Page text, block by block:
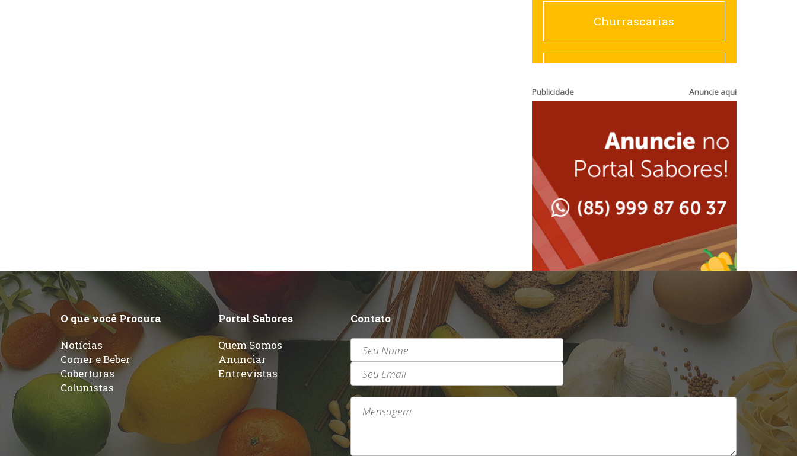
Contemporânea
Espanhola
Francesa
Hamburguerias e
Sanduicherias
Internacional
Japonesa e Oriental
Churrascarias
Sanduicherias
Lanchonetes
Massas
Padarias e Confeitarias
Peixes e Frutos do Mar
Pizzarias
Publicidade Anuncie aqui
O que você Procura
Notícias
Comer e Beber
Coberturas
Colunistas
Portal Sabores
Quem Somos
Anunciar
Entrevistas
Contato